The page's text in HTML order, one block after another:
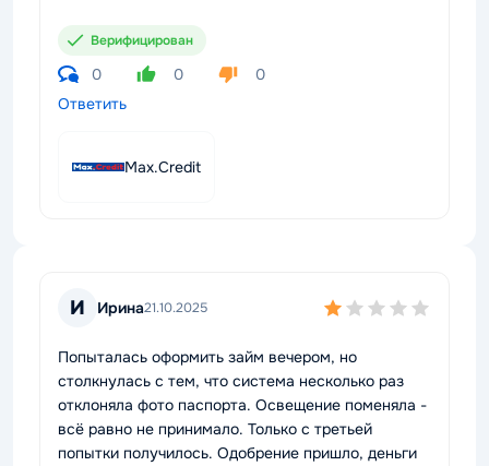
Верифицирован
0 0
0
Ответить
Max.Credit
И Ирина21.10.2025
Попыталась оформить займ вечером, но
столкнулась с тем, что система несколько раз
отклоняла фото паспорта. Освещение поменяла -
всё равно не принимало. Только с третьей
попытки получилось. Одобрение пришло, деньги